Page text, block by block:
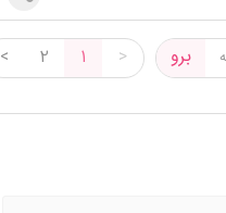
>
1
2
< برو